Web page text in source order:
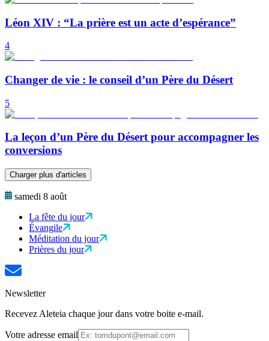
Léon XIV : “La prière est un acte d’espérance”
4
Changer de vie : le conseil d’un Père du Désert
5
La leçon d’un Père du Désert pour accompagner les
conversions
Charger plus d'articles
samedi 8 août
La fête du jour
Évangile
Méditation du jour
Prières du jour
Newsletter
Recevez Aleteia chaque jour dans votre boite e-mail.
Votre adresse email